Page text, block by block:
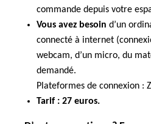
commande depuis votre
Vous avez besoin d’un
connecté à internet
webcam, d’un micro, du
demandé.
Plateformes de connexion :
Tarif : 27 euros.